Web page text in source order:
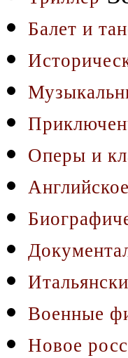
Балет и
Оперы и
Военные
Новое